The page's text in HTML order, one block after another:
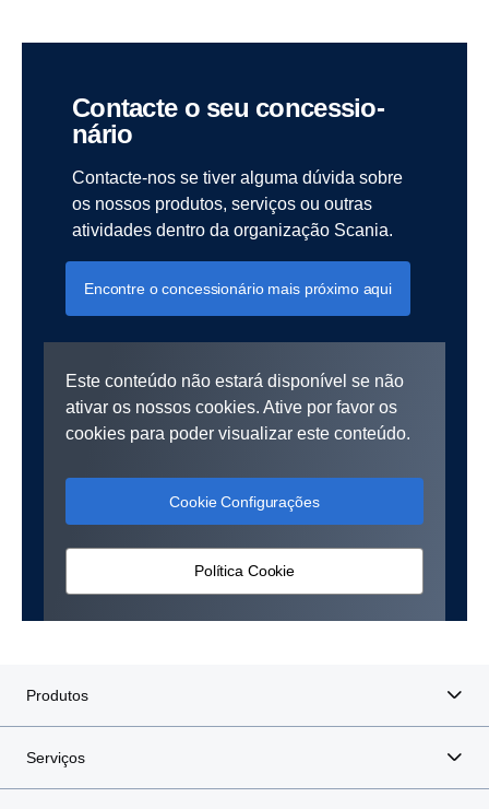
Contacte o seu conces­si­o­
nário
Contacte-nos se tiver alguma dúvida sobre
os nossos produtos, serviços ou outras
atividades dentro da organização Scania.
Encontre o concessionário mais próximo aqui
Este conteúdo não estará disponível se não
ativar os nossos cookies. Ative por favor os
cookies para poder visualizar este conteúdo.
Cookie Configurações
Política Cookie
Produtos
Serviços